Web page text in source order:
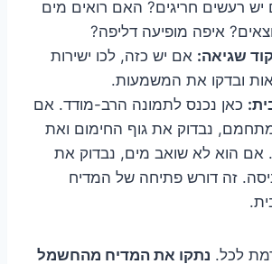
רעשים חריגים? האם רואים מים
איפה מופיעה דליפה?
שגיאה: אם יש כזה, לכו ישירות
ובדקו את המשמעות.
כאן נכנס לתמונה הרב-מודד. אם
נבדוק את גוף החימום ואת
אם הוא לא שואב מים, נבדוק את
זה דורש פתיחה של המדיח
לכל. נתקו את המדיח מהחשמל